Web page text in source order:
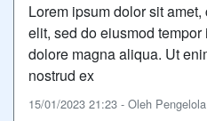
Lorem ipsum dolor sit
elit, sed do eiusmod
dolore magna aliqua. Ut
nostrud ex
15/01/2023 21:23 - Oleh